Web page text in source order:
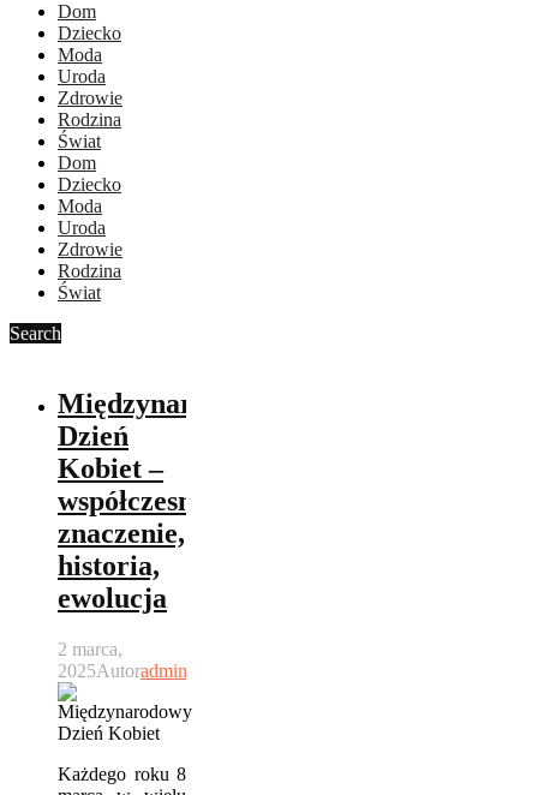
Dom
Dziecko
Moda
Uroda
Zdrowie
Rodzina
Świat
Dom
Dziecko
Moda
Uroda
Zdrowie
Rodzina
Świat
Search
Międzynarodowy
Dzień
Kobiet –
współczesne
znaczenie,
historia,
ewolucja
2 marca,
2025Autoradmin
Każdego roku 8